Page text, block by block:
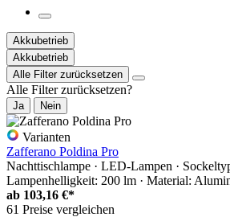
Akkubetrieb
Akkubetrieb
Alle Filter zurücksetzen
Alle Filter zurücksetzen?
Ja Nein
Varianten
Zafferano Poldina Pro
Nachttischlampe · LED-Lampen ·
Lampenhelligkeit: 200 lm · Material:
ab 103,16 €*
61 Preise vergleichen